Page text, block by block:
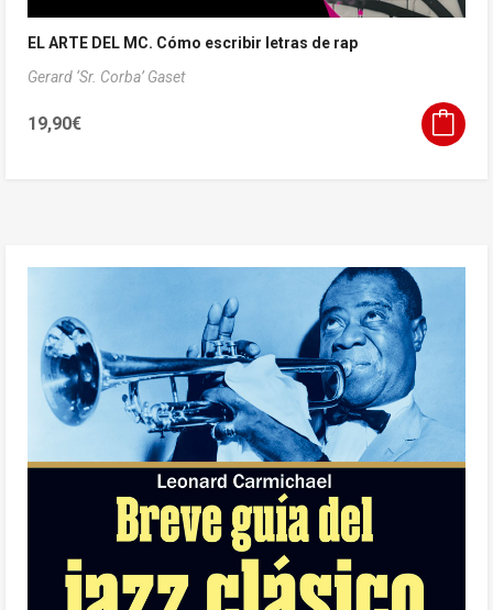
EL ARTE DEL MC. Cómo escribir letras de rap
Gerard ‘Sr. Corba’ Gaset
19,90€